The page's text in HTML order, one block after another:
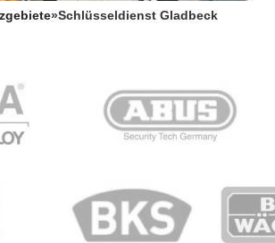
»Schlüsseldienst Gladbeck